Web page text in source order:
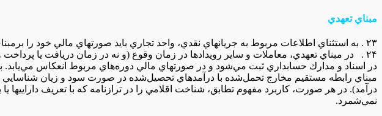
مبناي‌ تعهدي‌
۲۳ . به استثناي‌ اطلاعات‌ مربوط‌ به‌ جريانهاي‌ نقدي‌، واحد تجاري‌ بايد صورتهاي‌ مالي‌ خود را برمبناي‌ تعهدي‌ تهيه‌ كند.
۲۴ . در مبناي‌ تعهدي‌، معاملات‌ و ساير رويدادها در زمان‌ وقوع‌ (و نه‌ در زمان‌ دريافت‌ يا پرداخت‌ وجه‌ نقد) شناسايي‌ و
در اسناد و مدارك‌ حسابداري‌ ثبت‌ مي‌شود و در صورتهاي‌ مالي‌ دوره‌هاي‌ مربوط‌ انعكاس‌ مي‌يابد.
مبناي‌ رابطه‌ مستقيم‌ مخارج‌ تحمل‌شده‌ با درآمدهاي‌ تحصيل‌شده‌ در صورت‌ سود و زيان‌ شناسايي‌
درآمد). در هر صورت‌، كاربرد مفهوم‌ تطابق‌، شناخت‌ اقلامي‌ را در ترازنامه‌ كه‌ با تعريف‌ داراييها يا
نمي‌شمرد.